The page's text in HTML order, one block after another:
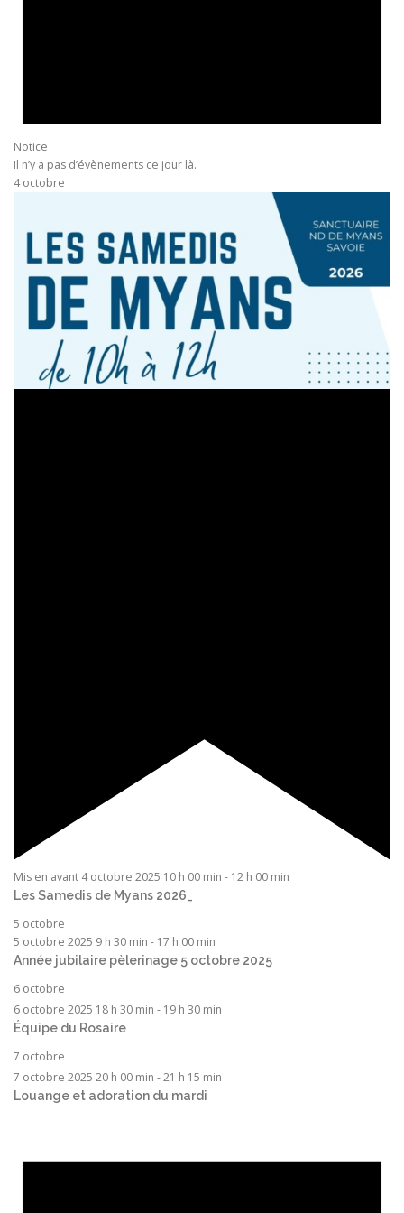
Notice
Il n’y a pas d’évènements ce jour là.
4 octobre
Mis en avant 4 octobre 2025 10 h 00 min - 12 h 00 min
Les Samedis de Myans 2026_
5 octobre
5 octobre 2025 9 h 30 min - 17 h 00 min
Année jubilaire pèlerinage 5 octobre 2025
6 octobre
6 octobre 2025 18 h 30 min - 19 h 30 min
Équipe du Rosaire
7 octobre
7 octobre 2025 20 h 00 min -21 h 15 min
Louange et adoration du mardi